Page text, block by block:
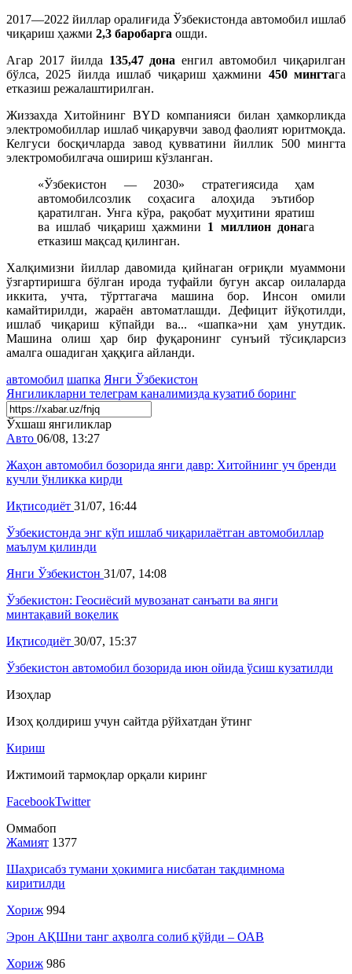
2017—2022 йиллар оралиғида Ўзбекистонда автомобил ишлаб
чиқариш ҳажми 2,3 баробарга ошди.
Агар 2017 йилда 135,47 дона енгил автомобил чиқарилган
бўлса, 2025 йилда ишлаб чиқариш ҳажмини 450 мингтага
етказиш режалаштирилган.
Жиззахда Хитойнинг BYD компанияси билан ҳамкорликда
электромобиллар ишлаб чиқарувчи завод фаолият юритмоқда.
Келгуси босқичларда завод қувватини йиллик 500 мингта
электромобилгача ошириш кўзланган.
«Ўзбекистон — 2030» стратегиясида ҳам
автомобилсозлик соҳасига алоҳида эътибор
қаратилган. Унга кўра, рақобат муҳитини яратиш
ва ишлаб чиқариш ҳажмини 1 миллион донага
етказиш мақсад қилинган.
Халқимизни йиллар давомида қийнаган оғриқли муаммони
ўзгартиришга бўлган ирода туфайли бугун аксар оилаларда
иккита, учта, тўрттагача машина бор. Инсон омили
камайтирилди, жараён автоматлашди. Дефицит йўқотилди,
ишлаб чиқариш кўпайди ва... «шапка»ни ҳам унутдик.
Машина олиш ҳар бир фуқаронинг сунъий тўсиқларсиз
амалга ошадиган ҳаққига айланди.
автомобил шапка Янги Ўзбекистон
Янгиликларни телеграм каналимизда кузатиб боринг
Ўхшаш янгиликлар
Авто 06/08, 13:27
Жаҳон автомобил бозорида янги давр: Хитойнинг уч бренди
кучли ўнликка кирди
Иқтисодиёт 31/07, 16:44
Ўзбекистонда энг кўп ишлаб чиқарилаётган автомобиллар
маълум қилинди
Янги Ўзбекистон 31/07, 14:08
Ўзбекистон: Геосиёсий мувозанат санъати ва янги
минтақавий воқелик
Иқтисодиёт 30/07, 15:37
Ўзбекистон автомобил бозорида июн ойида ўсиш кузатилди
Изоҳлар
Изоҳ қолдириш учун сайтда рўйхатдан ўтинг
Кириш
Ижтимоий тармоқлар орқали киринг
FacebookTwitter
Оммабоп
Жамият 1377
Шаҳрисабз тумани ҳокимига нисбатан тақдимнома
киритилди
Хориж 994
Эрон АҚШни танг аҳволга солиб қўйди – ОАВ
Хориж 986